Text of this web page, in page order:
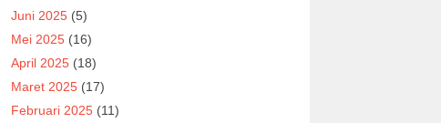
Juni 2025 (5)
Mei 2025 (16)
April 2025 (18)
Maret 2025 (17)
Februari 2025 (11)